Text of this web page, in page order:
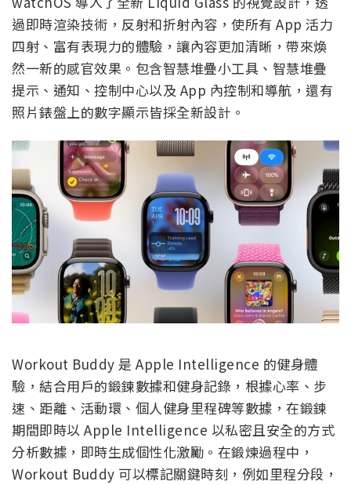
過即時渲染技術，反射和折射內容，使所有 App 活力
四射、富有表現力的體驗，讓內容更加清晰，帶來煥
然一新的感官效果。包含智慧堆疊小工具、智慧堆疊
提示、通知、控制中心以及 App 內控制和導航，還有
照片錶盤上的數字顯示皆採全新設計。
Workout Buddy 是 Apple Intelligence 的健身體
驗，結合用戶的鍛鍊數據和健身記錄，根據心率、步
速、距離、活動環、個人健身里程碑等數據，在鍛鍊
期間即時以 Apple Intelligence 以私密且安全的方式
分析數據，即時生成個性化激勵。在鍛煉過程中，
Workout Buddy 可以標記關鍵時刻，例如里程分段，